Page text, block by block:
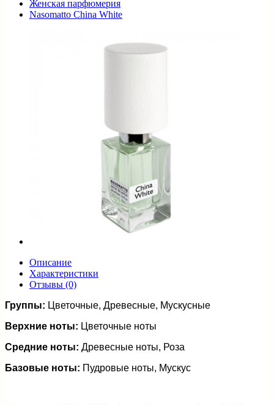
Женская парфюмерия
Nasomatto China White
Описание
Характеристики
Отзывы (0)
Группы: Цветочные, Древесные, Мускусные
Верхние ноты: Цветочные ноты
Средние ноты: Древесные ноты, Роза
Базовые ноты: Пудровые ноты, Мускус